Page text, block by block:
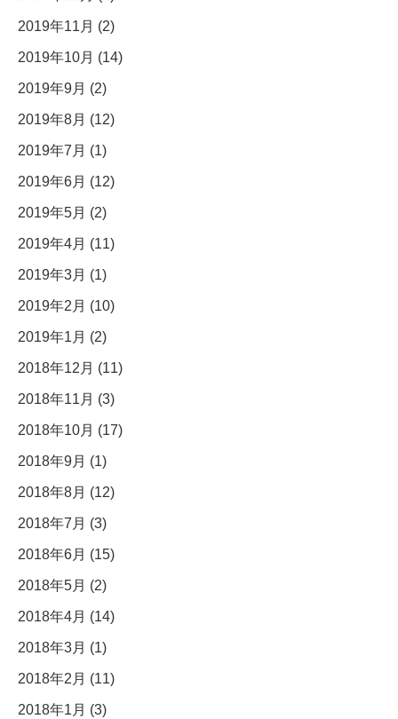
2019年11月 (2)
2019年10月 (14)
2019年9月 (2)
2019年8月 (12)
2019年7月 (1)
2019年6月 (12)
2019年5月 (2)
2019年4月 (11)
2019年3月 (1)
2019年2月 (10)
2019年1月 (2)
2018年12月 (11)
2018年11月 (3)
2018年10月 (17)
2018年9月 (1)
2018年8月 (12)
2018年7月 (3)
2018年6月 (15)
2018年5月 (2)
2018年4月 (14)
2018年3月 (1)
2018年2月 (11)
2018年1月 (3)